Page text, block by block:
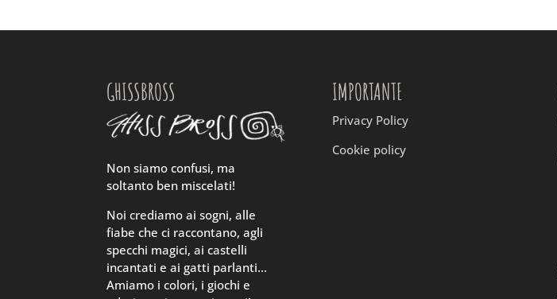
GHISSBROSS
Non siamo confusi, ma
soltanto ben miscelati!
Noi crediamo ai sogni, alle
fiabe che ci raccontano, agli
specchi magici, ai castelli
incantati e ai gatti parlanti…
Amiamo i colori, i giochi e
IMPORTANTE
Privacy Policy
Cookie policy